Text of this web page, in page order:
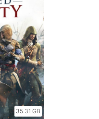
35.31 GB